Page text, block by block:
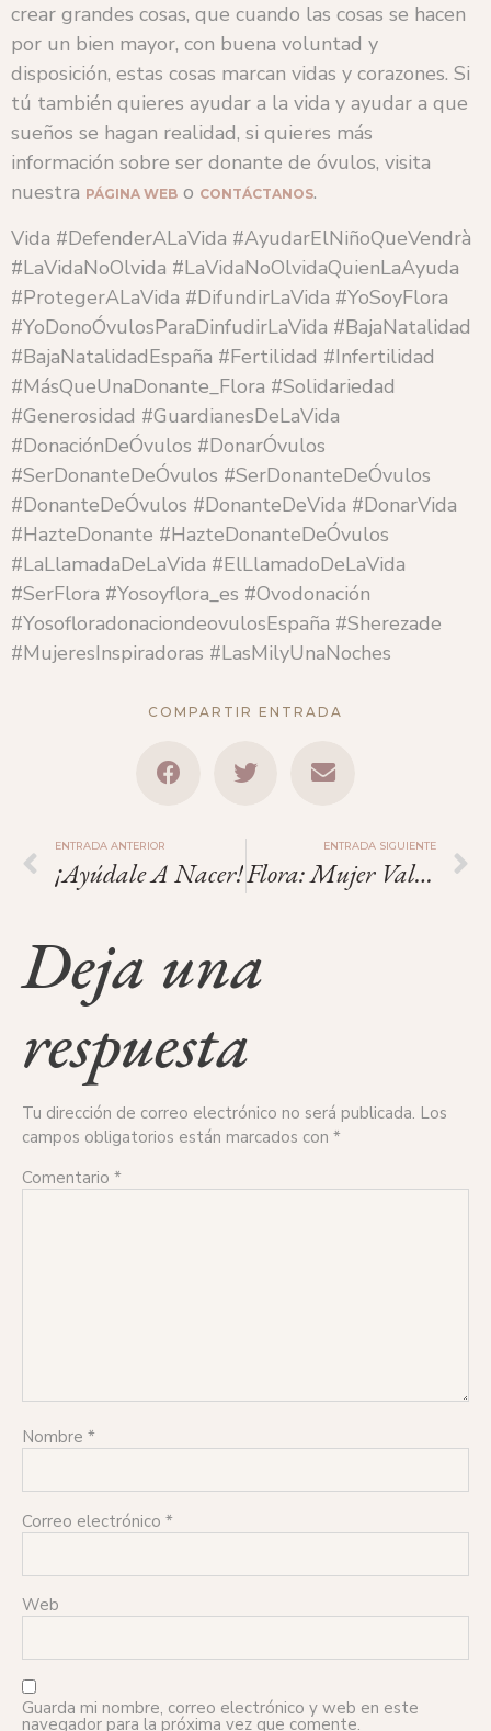
crear grandes cosas, que cuando las cosas se hacen
por un bien mayor, con buena voluntad y
disposición, estas cosas marcan vidas y corazones. Si
tú también quieres ayudar a la vida y ayudar a que
sueños se hagan realidad, si quieres más
información sobre ser donante de óvulos, visita
nuestra PÁGINA WEB o CONTÁCTANOS.
Vida #DefenderALaVida #AyudarElNiñoQueVendrà
#LaVidaNoOlvida #LaVidaNoOlvidaQuienLaAyuda
#ProtegerALaVida #DifundirLaVida #YoSoyFlora
#YoDonoÓvulosParaDinfudirLaVida #BajaNatalidad
#BajaNatalidadEspaña #Fertilidad #Infertilidad
#MásQueUnaDonante_Flora #Solidariedad
#Generosidad #GuardianesDeLaVida
#DonaciónDeÓvulos #DonarÓvulos
#SerDonanteDeÓvulos #SerDonanteDeÓvulos
#DonanteDeÓvulos #DonanteDeVida #DonarVida
#HazteDonante #HazteDonanteDeÓvulos
#LaLlamadaDeLaVida #ElLlamadoDeLaVida
#SerFlora #Yosoyflora_es #Ovodonación
#YosofloradonaciondeovulosEspaña #Sherezade
#MujeresInspiradoras #LasMilyUnaNoches
COMPARTIR ENTRADA
ENTRADA ANTERIOR
¡Ayúdale A Nacer!
ENTRADA SIGUIENTE
Flora: Mujer Valiente Y Poderosa.
Deja una
respuesta
Tu dirección de correo electrónico no será publicada. Los
campos obligatorios están marcados con *
Comentario *
Nombre *
Correo electrónico *
Web
Guarda mi nombre, correo electrónico y web en este
navegador para la próxima vez que comente.